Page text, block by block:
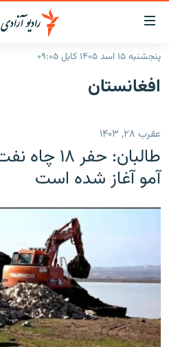
لینک‌های
قابل
دسترسی
بازگشت
بازگشت
منوی
اصلی
به
صفحه نخست
گزارش‌ها
منطقه
شرق میانه
افغانستان
جهان
جدول نشرات
مصاحبه‌ها
مجموعه تصویری
بحران مهاجرت
تماس
پنجشنبه ۱۵ اسد ۱۴۰۵ کابل ۰۹:۰۵
افغانستان
عقرب ۲۸, ۱۴۰۳
طالبان:
آمو آغاز شده است